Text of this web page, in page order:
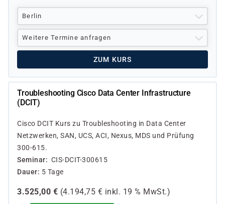
Berlin
Weitere Termine anfragen
ZUM KURS
Troubleshooting Cisco Data Center Infrastructure
(DCIT)
Cisco DCIT Kurs zu Troubleshooting in Data Center
Netzwerken, SAN, UCS, ACI, Nexus, MDS und Prüfung
300-615.
Seminar
CIS-DCIT-300615
Dauer
5 Tage
3.525,00 € (4.194,75 € inkl. 19 % MwSt.)